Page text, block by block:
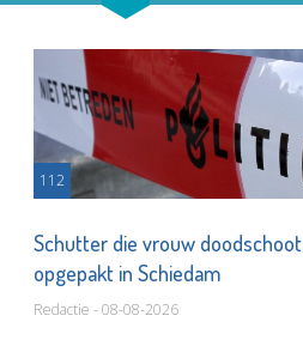
112
Schutter die vrouw doodschoot
opgepakt in Schiedam
Redactie - 08-08-2026